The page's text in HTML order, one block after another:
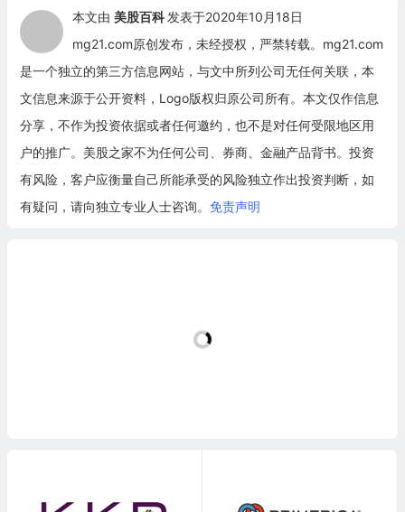
本文由 美股百科 发表于2020年10月18日
mg21.com原创发布，未经授权，严禁转载。mg21.com
是一个独立的第三方信息网站，与文中所列公司无任何关联，本
文信息来源于公开资料，Logo版权归原公司所有。本文仅作信息
分享，不作为投资依据或者任何邀约，也不是对任何受限地区用
户的推广。美股之家不为任何公司、券商、金融产品背书。投资
有风险，客户应衡量自己所能承受的风险独立作出投资判断，如
有疑问，请向独立专业人士咨询。 免责声明